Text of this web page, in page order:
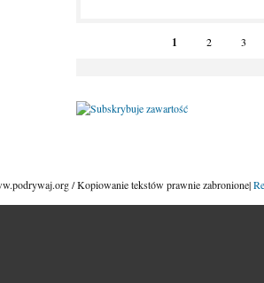
1 2 3
/ Kopiowanie tekstów prawnie zabronione|